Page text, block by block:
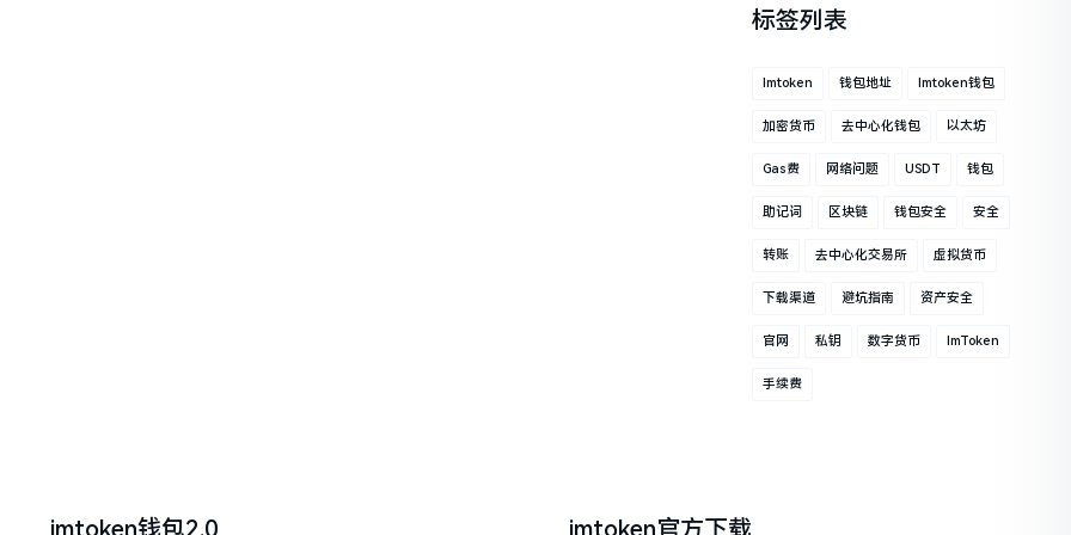
标签列表
Imtoken 钱包地址 Imtoken钱包
加密货币 去中心化钱包 以太坊
Gas费 网络问题 USDT 钱包
助记词 区块链 钱包安全 安全
转账 去中心化交易所 虚拟货币
下载渠道 避坑指南 资产安全
官网 私钥 数字货币 ImToken
手续费